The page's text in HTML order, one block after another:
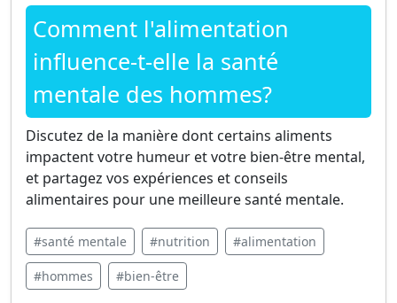
Comment l'alimentation
influence-t-elle la santé
mentale des hommes?
Discutez de la manière dont certains aliments
impactent votre humeur et votre bien-être mental,
et partagez vos expériences et conseils
alimentaires pour une meilleure santé mentale.
#santé mentale #nutrition #alimentation
#hommes #bien-être